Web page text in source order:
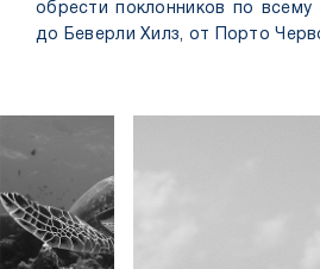
обрести поклонников по
до Беверли Хилз, от Порто